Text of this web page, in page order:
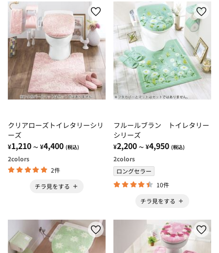
クリアローズトイレタリーシリ
ーズ
¥1,210 ～ ¥4,400 (税込)
2colors
2件
チラ見をする
フルールブラン トイレタリー
シリーズ
¥2,200 ～ ¥4,950 (税込)
2colors
ロングセラー
10件
チラ見をする